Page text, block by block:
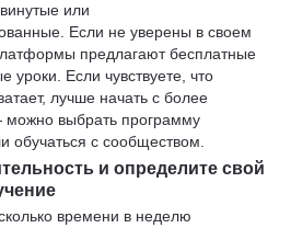
или
Если не уверены в своем
предлагают бесплатные
уроки. Если чувствуете, что
лучше начать с более
можно выбрать программу
обучаться с сообществом.
и определите свой
времени в неделю